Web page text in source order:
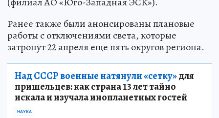
Ранее также были анонсированы плановые
работы с отключениями света, которые
затронут 22 апреля еще пять округов региона.
Над СССР военные натянули «сетку»для
пришельцев: как страна 13 лет тайно
искала и изучала инопланетных гостей
НАУКА